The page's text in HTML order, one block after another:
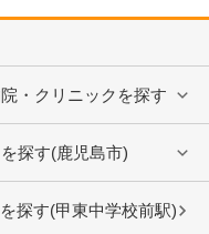
・クリニックを探す
探す(鹿児島市)
探す(甲東中学校前駅)